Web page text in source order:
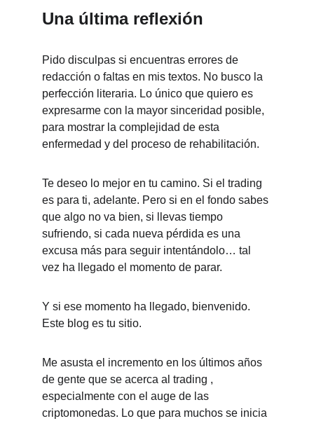
Una última reflexión
Pido disculpas si encuentras errores de
redacción o faltas en mis textos. No busco la
perfección literaria. Lo único que quiero es
expresarme con la mayor sinceridad posible,
para mostrar la complejidad de esta
enfermedad y del proceso de rehabilitación.
Te deseo lo mejor en tu camino. Si el trading
es para ti, adelante. Pero si en el fondo sabes
que algo no va bien, si llevas tiempo
sufriendo, si cada nueva pérdida es una
excusa más para seguir intentándolo… tal
vez ha llegado el momento de parar.
Y si ese momento ha llegado, bienvenido.
Este blog es tu sitio.
Me asusta el incremento en los últimos años
de gente que se acerca al trading ,
especialmente con el auge de las
criptomonedas. Lo que para muchos se inicia